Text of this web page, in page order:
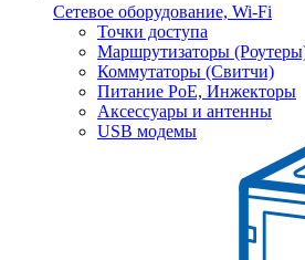
Сетевое оборудование, Wi-Fi
Точки доступа
Маршрутизаторы
Коммутаторы (Свитчи)
Питание PoE, Инжекторы
Аксессуары и антенны
USB модемы